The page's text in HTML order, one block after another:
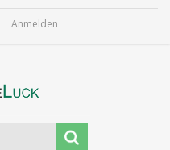
Anmelden